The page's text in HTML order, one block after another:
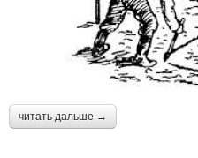
читать дальше →